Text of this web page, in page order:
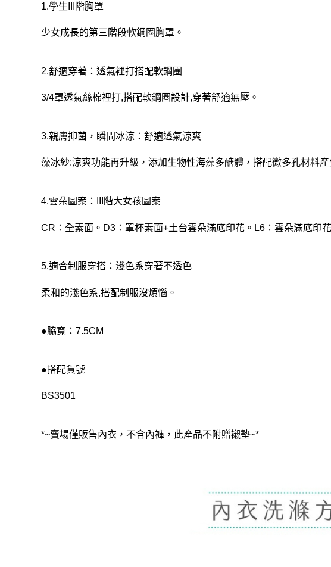
1.學生III階胸罩
少女成長的第三階段軟鋼圈胸罩。
2.舒適穿著：透氣裡打搭配軟鋼圈
3/4罩透氣絲棉裡打,搭配軟鋼圈設計,穿著舒適無壓。
3.親膚抑菌，瞬間冰涼：舒適透氣涼爽
藻冰紗:涼爽功能再升級，添加生物性海藻多醣體，搭配微多孔材料產
4.雲朵圖案：III階大女孩圖案
CR：全素面。D3：罩杯素面+土台雲朵滿底印花。L6：雲朵滿底印花
5.適合制服穿搭：淺色系穿著不透色
柔和的淺色系,搭配制服沒煩惱。
●脇寬：7.5CM
●搭配貨號
BS3501
*~賣場僅販售內衣，不含內褲，此產品不附贈襯墊~*